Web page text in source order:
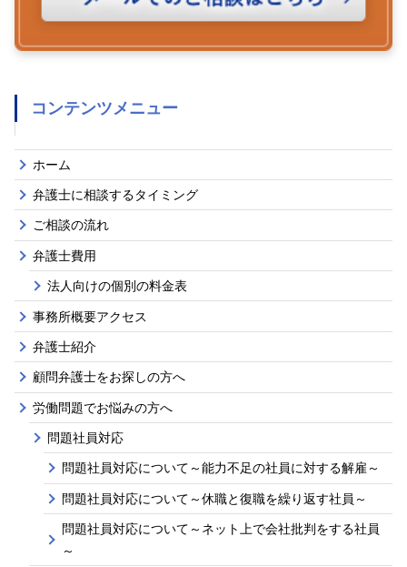
コンテンツメニュー
ホーム
弁護士に相談するタイミング
ご相談の流れ
弁護士費用
法人向けの個別の料金表
事務所概要アクセス
弁護士紹介
顧問弁護士をお探しの方へ
労働問題でお悩みの方へ
問題社員対応
問題社員対応について～能力不足の社員に対する解雇～
問題社員対応について～休職と復職を繰り返す社員～
問題社員対応について～ネット上で会社批判をする社員
～